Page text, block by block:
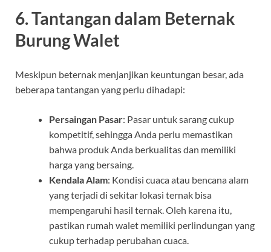
6. Tantangan dalam Beternak
Burung Walet
Meskipun beternak menjanjikan keuntungan besar, ada
beberapa tantangan yang perlu dihadapi:
Persaingan Pasar: Pasar untuk sarang cukup
kompetitif, sehingga Anda perlu memastikan
bahwa produk Anda berkualitas dan memiliki
harga yang bersaing.
Kendala Alam: Kondisi cuaca atau bencana alam
yang terjadi di sekitar lokasi ternak bisa
mempengaruhi hasil ternak. Oleh karena itu,
pastikan rumah walet memiliki perlindungan yang
cukup terhadap perubahan cuaca.